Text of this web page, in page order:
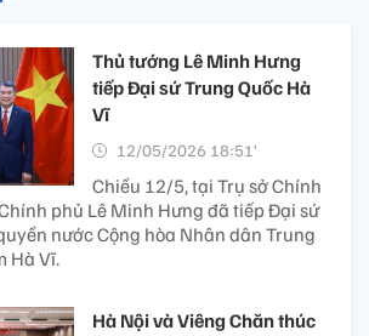
Thủ tướng Lê Minh Hưng
tiếp Đại sứ Trung Quốc Hà
Vĩ
12/05/2026 18:51’
Chiều 12/5, tại Trụ sở Chính
phủ Lê Minh Hưng đã tiếp Đại sứ
nước Cộng hòa Nhân dân Trung
Hà Vĩ.
Hà Nội và Viêng Chăn thúc